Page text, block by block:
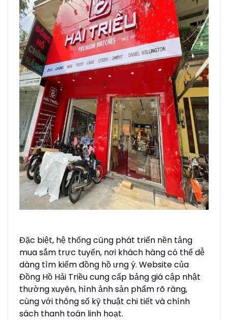
Đặc biệt, hệ thống cũng phát triển nền tảng
mua sắm trực tuyến, nơi khách hàng có thể dễ
dàng tìm kiếm đồng hồ ưng ý. Website của
Đồng Hồ Hải Triều cung cấp bảng giá cập nhật
thường xuyên, hình ảnh sản phẩm rõ ràng,
cùng với thông số kỹ thuật chi tiết và chính
sách thanh toán linh hoạt.